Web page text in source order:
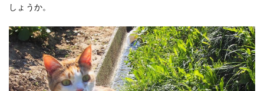
しょうか。